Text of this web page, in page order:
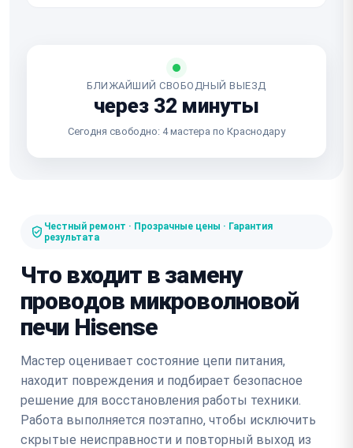
БЛИЖАЙШИЙ СВОБОДНЫЙ ВЫЕЗД
через 32 минуты
Сегодня свободно: 4 мастера по Краснодару
Честный ремонт · Прозрачные цены · Гарантия
результата
Что входит в замену
проводов микроволновой
печи Hisense
Мастер оценивает состояние цепи питания,
находит повреждения и подбирает безопасное
решение для восстановления работы техники.
Работа выполняется поэтапно, чтобы исключить
скрытые неисправности и повторный выход из